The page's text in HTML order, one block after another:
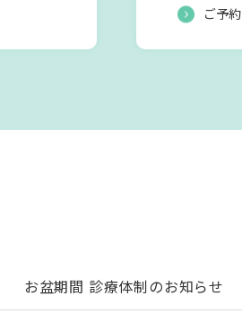
ご予約
お盆期間 診療体制のお知らせ